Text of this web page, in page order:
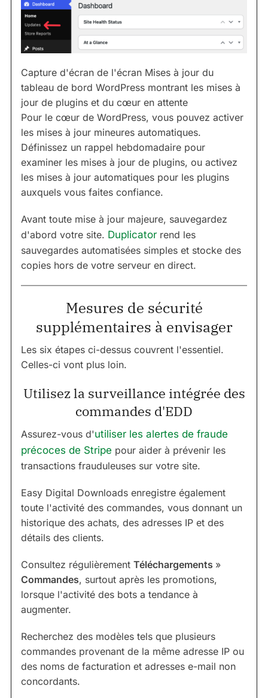
Capture d'écran de l'écran Mises à jour du
tableau de bord WordPress montrant les mises à
jour de plugins et du cœur en attente
Pour le cœur de WordPress, vous pouvez activer
les mises à jour mineures automatiques.
Définissez un rappel hebdomadaire pour
examiner les mises à jour de plugins, ou activez
les mises à jour automatiques pour les plugins
auxquels vous faites confiance.
Avant toute mise à jour majeure, sauvegardez
d'abord votre site. Duplicator rend les
sauvegardes automatisées simples et stocke des
copies hors de votre serveur en direct.
Mesures de sécurité
supplémentaires à envisager
Les six étapes ci-dessus couvrent l'essentiel.
Celles-ci vont plus loin.
Utilisez la surveillance intégrée des
commandes d'EDD
Assurez-vous d'utiliser les alertes de fraude
précoces de Stripe pour aider à prévenir les
transactions frauduleuses sur votre site.
Easy Digital Downloads enregistre également
toute l'activité des commandes, vous donnant un
historique des achats, des adresses IP et des
détails des clients.
Consultez régulièrement Téléchargements »
Commandes, surtout après les promotions,
lorsque l'activité des bots a tendance à
augmenter.
Recherchez des modèles tels que plusieurs
commandes provenant de la même adresse IP ou
des noms de facturation et adresses e-mail non
concordants.